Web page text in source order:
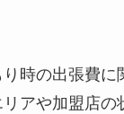
時の出張費に
アや加盟店の